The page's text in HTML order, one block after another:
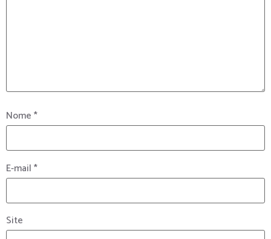
Nome*
E-mail*
Site